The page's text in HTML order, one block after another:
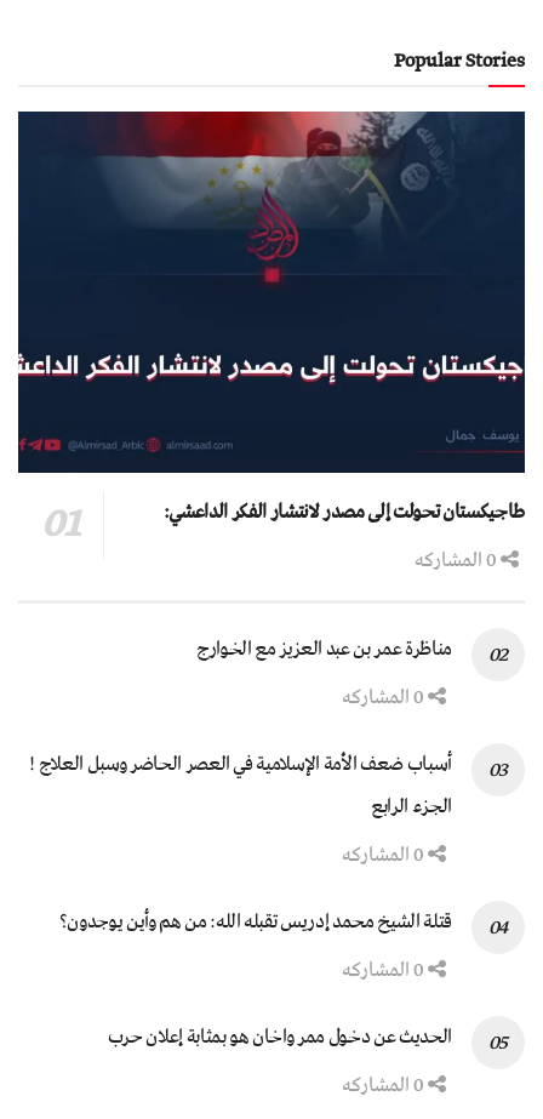
Popular Stories
طاجيكستان تحولت إلى مصدر لانتشار الفكر الداعشي:
مناظرة عمر بن عبد العزيز مع الخوارج
أسباب ضعف الأمة الإسلامية في العصر الحاضر وسبل العلاج !
الجزء الرابع
قتلة الشيخ محمد إدريس تقبله الله: من هم وأين يوجدون؟
الحديث عن دخول ممر واخان هو بمثابة إعلان حرب